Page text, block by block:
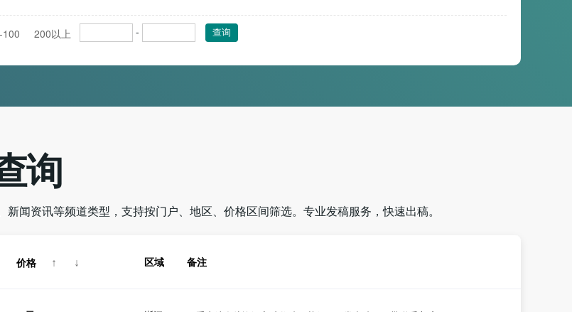
200以上 - 查询
询
闻资讯等频道类型，支持按门户、地区、价格区间筛选。专业发稿服务，快速出稿。
价格 ↑ ↓ 区域 备注